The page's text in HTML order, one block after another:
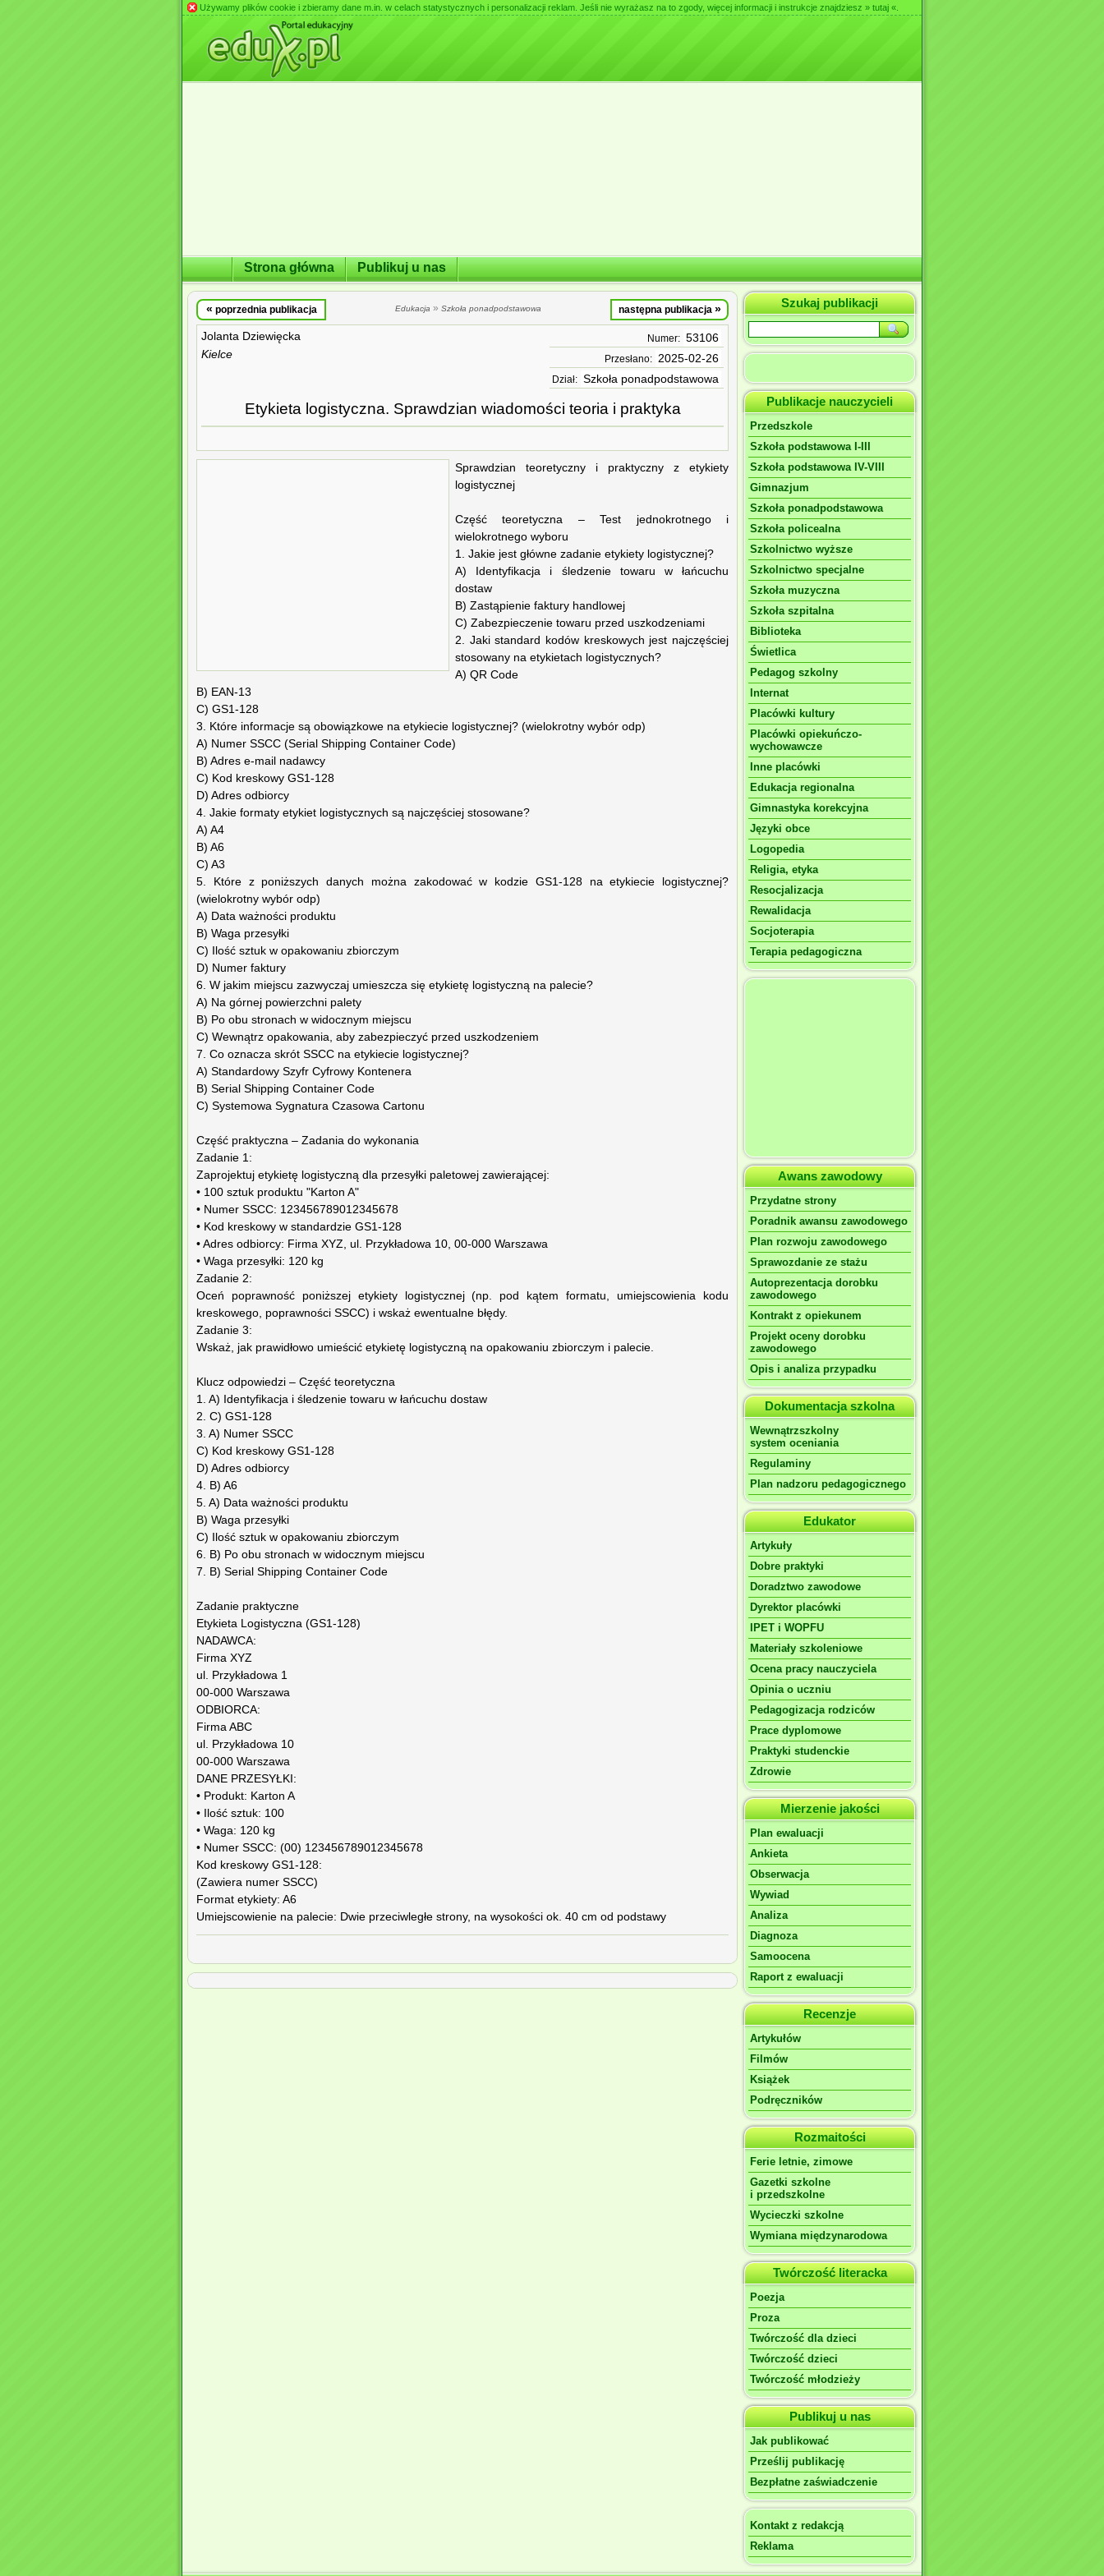
Używamy plików cookie i zbieramy dane m.in. w celach statystycznych i personalizacji reklam. Jeśli nie wyrażasz na to zgody, więcej informacji i instrukcje znajdziesz » tutaj «
Strona główna Publikuj u nas
« poprzednia publikacja Edukacja » Szkoła ponadpodstawowa następna publikacja »
Jolanta Dziewięcka
Kielce
Numer: 53106
Przesłano: 2025-02-26
Dział: Szkoła ponadpodstawowa
Etykieta logistyczna. Sprawdzian wiadomości teoria i praktyka
Sprawdzian teoretyczny i praktyczny z etykiety
logistycznej
Część teoretyczna – Test jednokrotnego i
wielokrotnego wyboru
1. Jakie jest główne zadanie etykiety logistycznej?
A) Identyfikacja i śledzenie towaru w łańcuchu
dostaw
B) Zastąpienie faktury handlowej
C) Zabezpieczenie towaru przed uszkodzeniami
2. Jaki standard kodów kreskowych jest najczęściej
stosowany na etykietach logistycznych?
A) QR Code
B) EAN-13
C) GS1-128
3. Które informacje są obowiązkowe na etykiecie logistycznej? (wielokrotny wybór odp)
A) Numer SSCC (Serial Shipping Container Code)
B) Adres e-mail nadawcy
C) Kod kreskowy GS1-128
D) Adres odbiorcy
4. Jakie formaty etykiet logistycznych są najczęściej stosowane?
A) A4
B) A6
C) A3
5. Które z poniższych danych można zakodować w kodzie GS1-128 na etykiecie logistycznej?
(wielokrotny wybór odp)
A) Data ważności produktu
B) Waga przesyłki
C) Ilość sztuk w opakowaniu zbiorczym
D) Numer faktury
6. W jakim miejscu zazwyczaj umieszcza się etykietę logistyczną na palecie?
A) Na górnej powierzchni palety
B) Po obu stronach w widocznym miejscu
C) Wewnątrz opakowania, aby zabezpieczyć przed uszkodzeniem
7. Co oznacza skrót SSCC na etykiecie logistycznej?
A) Standardowy Szyfr Cyfrowy Kontenera
B) Serial Shipping Container Code
C) Systemowa Sygnatura Czasowa Cartonu
Część praktyczna – Zadania do wykonania
Zadanie 1:
Zaprojektuj etykietę logistyczną dla przesyłki paletowej zawierającej:
• 100 sztuk produktu "Karton A"
• Numer SSCC: 123456789012345678
• Kod kreskowy w standardzie GS1-128
• Adres odbiorcy: Firma XYZ, ul. Przykładowa 10, 00-000 Warszawa
• Waga przesyłki: 120 kg
Zadanie 2:
Oceń poprawność poniższej etykiety logistycznej (np. pod kątem formatu, umiejscowienia kodu
kreskowego, poprawności SSCC) i wskaż ewentualne błędy.
Zadanie 3:
Wskaż, jak prawidłowo umieścić etykietę logistyczną na opakowaniu zbiorczym i palecie.
Klucz odpowiedzi – Część teoretyczna
1. A) Identyfikacja i śledzenie towaru w łańcuchu dostaw
2. C) GS1-128
3. A) Numer SSCC
C) Kod kreskowy GS1-128
D) Adres odbiorcy
4. B) A6
5. A) Data ważności produktu
B) Waga przesyłki
C) Ilość sztuk w opakowaniu zbiorczym
6. B) Po obu stronach w widocznym miejscu
7. B) Serial Shipping Container Code
Zadanie praktyczne
Etykieta Logistyczna (GS1-128)
NADAWCA:
Firma XYZ
ul. Przykładowa 1
00-000 Warszawa
ODBIORCA:
Firma ABC
ul. Przykładowa 10
00-000 Warszawa
DANE PRZESYŁKI:
• Produkt: Karton A
• Ilość sztuk: 100
• Waga: 120 kg
• Numer SSCC: (00) 123456789012345678
Kod kreskowy GS1-128:
(Zawiera numer SSCC)
Format etykiety: A6
Umiejscowienie na palecie: Dwie przeciwległe strony, na wysokości ok. 40 cm od podstawy
Szukaj publikacji
Publikacje nauczycieli
Przedszkole
Szkoła podstawowa I-III
Szkoła podstawowa IV-VIII
Gimnazjum
Szkoła ponadpodstawowa
Szkoła policealna
Szkolnictwo wyższe
Szkolnictwo specjalne
Szkoła muzyczna
Szkoła szpitalna
Biblioteka
Świetlica
Pedagog szkolny
Internat
Placówki kultury
Placówki opiekuńczo-
wychowawcze
Inne placówki
Edukacja regionalna
Gimnastyka korekcyjna
Języki obce
Logopedia
Religia, etyka
Resocjalizacja
Rewalidacja
Socjoterapia
Terapia pedagogiczna
Awans zawodowy
Przydatne strony
Poradnik awansu zawodowego
Plan rozwoju zawodowego
Sprawozdanie ze stażu
Autoprezentacja dorobku
zawodowego
Kontrakt z opiekunem
Projekt oceny dorobku
zawodowego
Opis i analiza przypadku
Dokumentacja szkolna
Wewnątrzszkolny
system oceniania
Regulaminy
Plan nadzoru pedagogicznego
Edukator
Artykuły
Dobre praktyki
Doradztwo zawodowe
Dyrektor placówki
IPET i WOPFU
Materiały szkoleniowe
Ocena pracy nauczyciela
Opinia o uczniu
Pedagogizacja rodziców
Prace dyplomowe
Praktyki studenckie
Zdrowie
Mierzenie jakości
Plan ewaluacji
Ankieta
Obserwacja
Wywiad
Analiza
Diagnoza
Samoocena
Raport z ewaluacji
Recenzje
Artykułów
Filmów
Książek
Podręczników
Rozmaitości
Ferie letnie, zimowe
Gazetki szkolne
i przedszkolne
Wycieczki szkolne
Wymiana międzynarodowa
Twórczość literacka
Poezja
Proza
Twórczość dla dzieci
Twórczość dzieci
Twórczość młodzieży
Publikuj u nas
Jak publikować
Prześlij publikację
Bezpłatne zaświadczenie
Kontakt z redakcją
Reklama